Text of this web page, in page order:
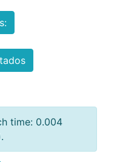
time: 0.004